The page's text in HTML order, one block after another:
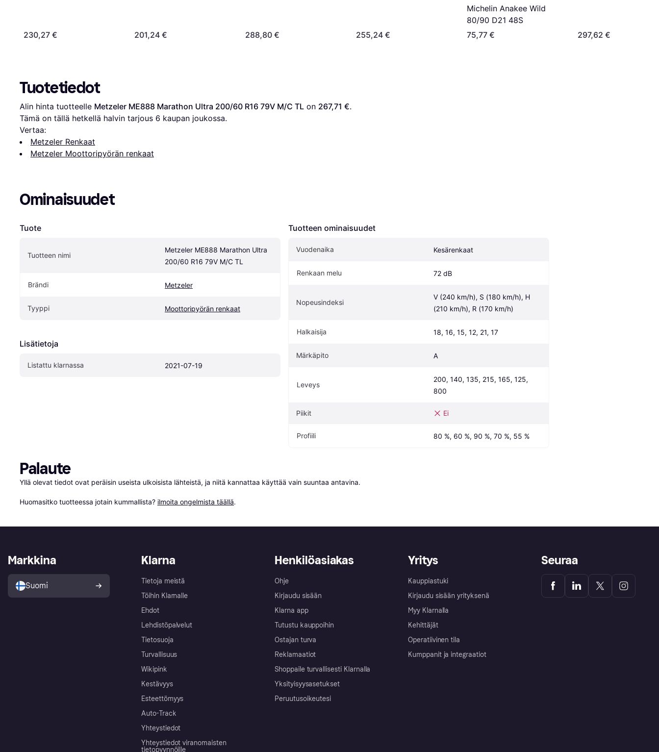
230,27 € 201,24 € 288,80 € 255,24 €
Michelin Anakee Wild
80/90 D21 48S
75,77 €
297,62 €
Tuotetiedot
Alin hinta tuotteelle Metzeler ME888 Marathon Ultra 200/60 R16 79V M/C TL on 267,71 €.
Tämä on tällä hetkellä halvin tarjous 6 kaupan joukossa.
Vertaa:
Metzeler Renkaat
Metzeler Moottoripyörän renkaat
Ominaisuudet
Tuote
Tuotteen nimi
Metzeler ME888 Marathon Ultra
200/60 R16 79V M/C TL
Brändi Metzeler
Tyyppi Moottoripyörän renkaat
Lisätietoja
Listattu klarnassa 2021-07-19
Tuotteen ominaisuudet
Vuodenaika Kesärenkaat
Renkaan melu 72 dB
Nopeusindeksi
V (240 km/h), S (180 km/h), H
(210 km/h), R (170 km/h)
Halkaisija 18, 16, 15, 12, 21, 17
Märkäpito A
Leveys
200, 140, 135, 215, 165, 125,
800
Piikit Ei
Profiili 80 %, 60 %, 90 %, 70 %, 55 %
Palaute
Yllä olevat tiedot ovat peräisin useista ulkoisista lähteistä, ja niitä kannattaa käyttää vain suuntaa antavina.
Huomasitko tuotteessa jotain kummallista? ilmoita ongelmista täällä.
Klarna
Tietoja meistä
Töihin Klarnalle
Ehdot
Lehdistöpalvelut
Tietosuoja
Turvallisuus
Wikipink
Kestävyys
Esteettömyys
Auto-Track
Yhteystiedot
Yhteystiedot viranomaisten
tietopyynnöille
Henkilöasiakas
Ohje
Kirjaudu sisään
Klarna app
Tutustu kauppoihin
Ostajan turva
Reklamaatiot
Shoppaile turvallisesti Klarnalla
Yksityisyysasetukset
Peruutusoikeutesi
Yritys
Kauppiastuki
Kirjaudu sisään yrityksenä
Myy Klarnalla
Kehittäjät
Operatiivinen tila
Kumppanit ja integraatiot
Markkina
Suomi
Seuraa